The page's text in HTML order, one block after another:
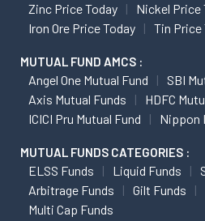
Zinc Price Today
Nickel Price
Iron Ore Price Today
Tin Price
MUTUAL FUND AMCS :
Angel One Mutual Fund
SBI
Axis Mutual Funds
HDFC
ICICI Pru Mutual Fund
Nippon
MUTUAL FUNDS CATEGORIES :
ELSS Funds Liquid Funds
Arbitrage Funds
Gilt Funds
Multi Cap Funds